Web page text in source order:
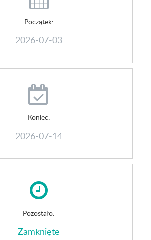
Początek:
2026-07-03
Koniec:
2026-07-14
Pozostało:
Zamknięte